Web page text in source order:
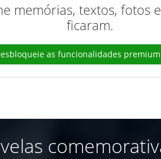
memórias, textos, fotos
ficaram.
as funcionalidades
velas